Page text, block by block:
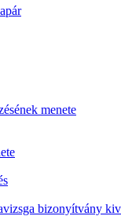
menete
bizonyítvány